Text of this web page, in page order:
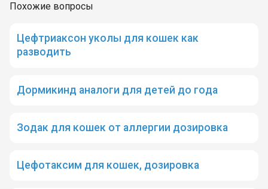
Похожие вопросы
Цефтриаксон уколы для кошек как
разводить
Дормикинд аналоги для детей до года
Зодак для кошек от аллергии дозировка
Цефотаксим для кошек, дозировка